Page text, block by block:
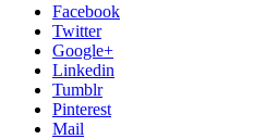
Facebook
Twitter
Google+
Linkedin
Tumblr
Pinterest
Mail